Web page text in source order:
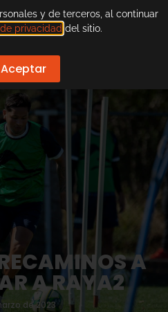
A
A RAYA2
de 2023
y de terceros, al continuar
privacidad del sitio.
Aceptar